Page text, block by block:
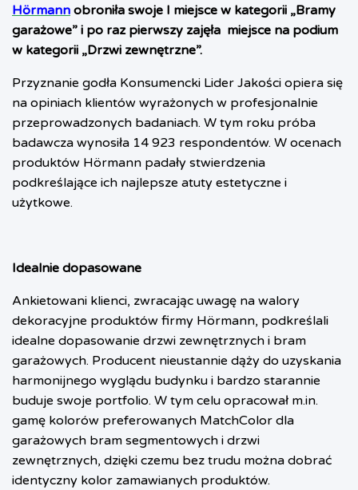
Hörmann obroniła swoje I miejsce w kategorii „Bramy
garażowe” i po raz pierwszy zajęła miejsce na podium
w kategorii „Drzwi zewnętrzne”.
Przyznanie godła Konsumencki Lider Jakości opiera się
na opiniach klientów wyrażonych w profesjonalnie
przeprowadzonych badaniach. W tym roku próba
badawcza wynosiła 14 923 respondentów. W ocenach
produktów Hörmann padały stwierdzenia
podkreślające ich najlepsze atuty estetyczne i
użytkowe.
Idealnie dopasowane
Ankietowani klienci, zwracając uwagę na walory
dekoracyjne produktów firmy Hörmann, podkreślali
idealne dopasowanie drzwi zewnętrznych i bram
garażowych. Producent nieustannie dąży do uzyskania
harmonijnego wyglądu budynku i bardzo starannie
buduje swoje portfolio. W tym celu opracował m.in.
gamę kolorów preferowanych MatchColor dla
garażowych bram segmentowych i drzwi
zewnętrznych, dzięki czemu bez trudu można dobrać
identyczny kolor zamawianych produktów.